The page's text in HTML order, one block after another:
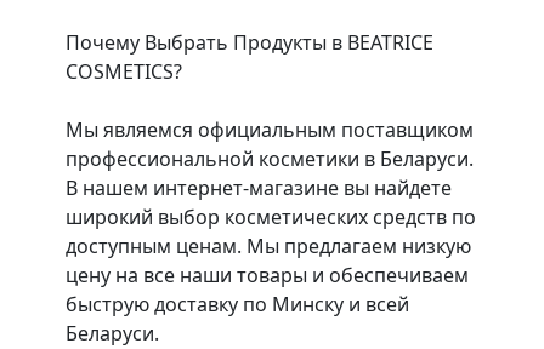
Почему Выбрать Продукты в BEATRICE
COSMETICS?
Мы являемся официальным поставщиком
профессиональной косметики в Беларуси.
В нашем интернет-магазине вы найдете
широкий выбор косметических средств по
доступным ценам. Мы предлагаем низкую
цену на все наши товары и обеспечиваем
быструю доставку по Минску и всей
Беларуси.